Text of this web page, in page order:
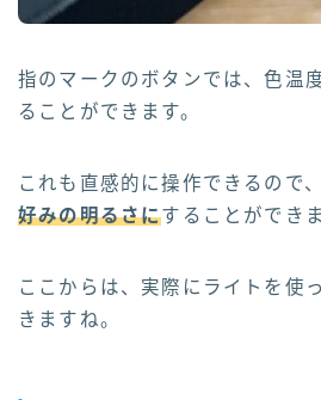
指のマークのボタンでは、色温
ることができます。
これも直感的に操作できるので、
好みの明るさにする ことができ
ここからは、実際にライトを使
きますね。